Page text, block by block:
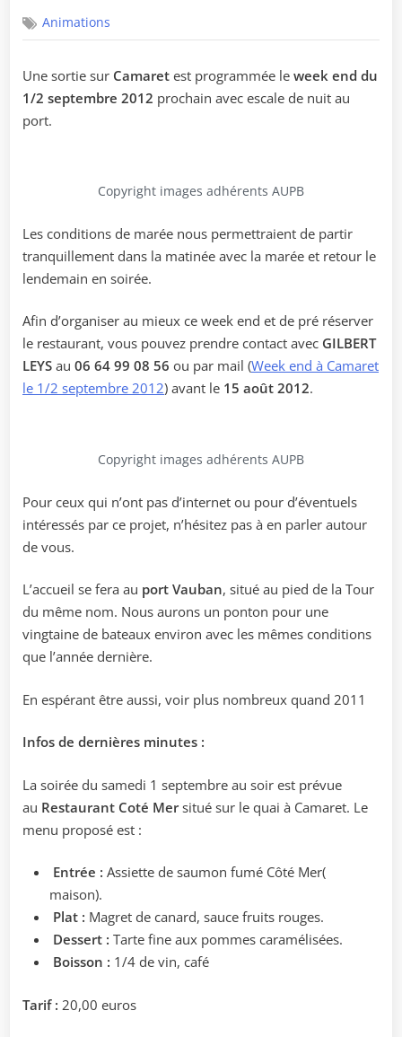
Animations
Une sortie sur Camaret est programmée le week end du
1/2 septembre 2012 prochain avec escale de nuit au
port.
Copyright images adhérents AUPB
Les conditions de marée nous permettraient de partir
tranquillement dans la matinée avec la marée et retour le
lendemain en soirée.
Afin d’organiser au mieux ce week end et de pré réserver
le restaurant, vous pouvez prendre contact avec GILBERT
LEYS au 06 64 99 08 56 ou par mail (Week end à Camaret
le 1/2 septembre 2012) avant le 15 août 2012.
Copyright images adhérents AUPB
Pour ceux qui n’ont pas d’internet ou pour d’éventuels
intéressés par ce projet, n’hésitez pas à en parler autour
de vous.
L’accueil se fera au port Vauban, situé au pied de la Tour
du même nom. Nous aurons un ponton pour une
vingtaine de bateaux environ avec les mêmes conditions
que l’année dernière.
En espérant être aussi, voir plus nombreux quand 2011
Infos de dernières minutes :
La soirée du samedi 1 septembre au soir est prévue
au Restaurant Coté Mersitué sur le quai à Camaret. Le
menu proposé est :
Entrée : Assiette de saumon fumé Côté Mer(
maison).
Plat : Magret de canard, sauce fruits rouges.
Dessert : Tarte fine aux pommes caramélisées.
Boisson : 1/4 de vin, café
Tarif : 20,00 euros